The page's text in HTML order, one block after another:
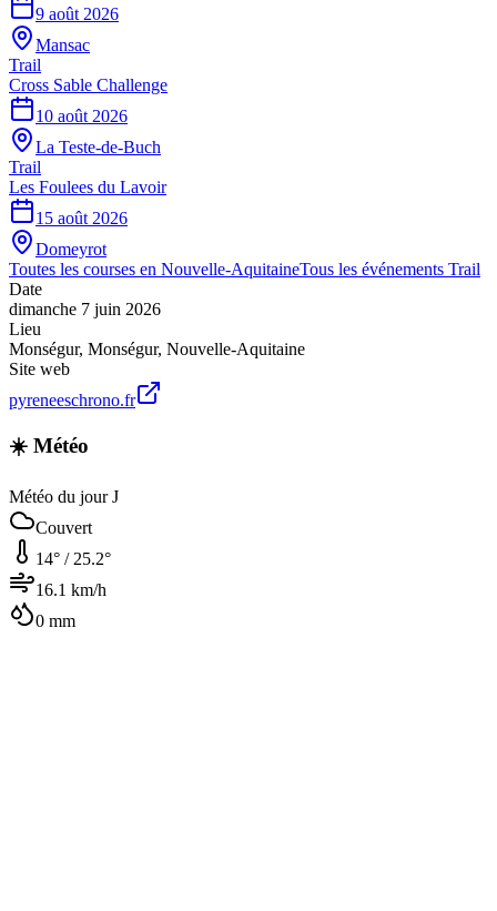
9 août 2026
Mansac
Trail
Cross Sable Challenge
10 août 2026
La Teste-de-Buch
Trail
Les Foulees du Lavoir
15 août 2026
Domeyrot
Toutes les courses en Nouvelle-AquitaineTous les événements Trail
Date
dimanche 7 juin 2026
Lieu
Monségur, Monségur, Nouvelle-Aquitaine
Site web
pyreneeschrono.fr
☀️ Météo
Météo du jour J
Couvert
14° / 25.2°
16.1 km/h
0 mm